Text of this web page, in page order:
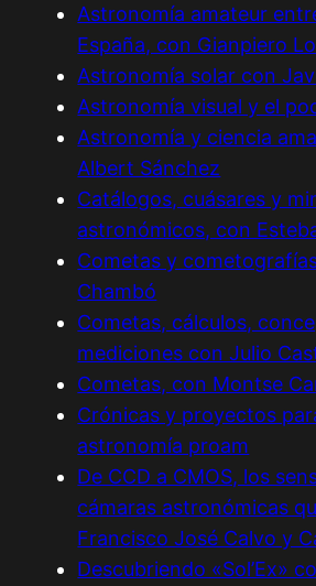
Astronomía amateur
España, con Gianpiero
Astronomía solar con
Astronomía visual y el
Astronomía y ciencia
Albert Sánchez
Catálogos, cuásares y
astronómicos, con
Cometas y
Chambó
Cometas, cálculos,
mediciones con Julio
Cometas, con Montse
Crónicas y proyectos
astronomía proam
De CCD a CMOS, los
cámaras astronómicas
Francisco José Calvo y
Descubriendo «Sol’Ex»